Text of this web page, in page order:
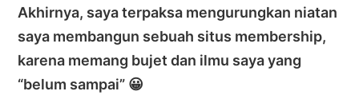
Akhirnya, saya terpaksa mengurungkan niatan
saya membangun sebuah situs membership,
karena memang bujet dan ilmu saya yang
“belum sampai” 😀